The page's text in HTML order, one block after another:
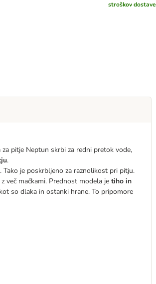
stroškov dostave
pitje Neptun skrbi za redni pretok vode,
.
je poskrbljeno za raznolikost pri pitju.
več mačkami. Prednost modela je tiho in
so dlaka in ostanki hrane. To pripomore